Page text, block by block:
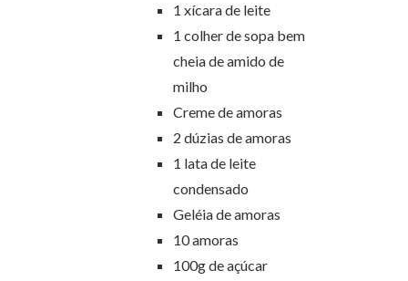
1 xícara de leite
1 colher de sopa bem
cheia de amido de
milho
Creme de amoras
2 dúzias de amoras
1 lata de leite
condensado
Geléia de amoras
10 amoras
100g de açúcar